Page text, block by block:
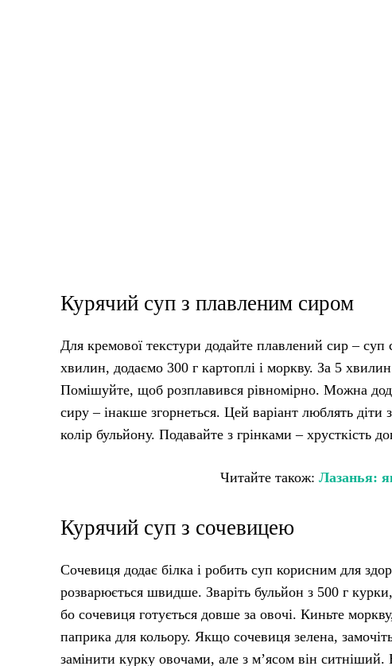
Курячий суп з плавленим сиром
Для кремової текстури додайте плавлений сир –
хвилин, додаємо 300 г картоплі і моркву. За 5
Помішуйте, щоб розплавився рівномірно. Можна
сиру – інакше згорнеться. Цей варіант люблять
колір бульйону. Подавайте з грінками – хрусткість
Читайте також: Лазанья:
Курячий суп з сочевицею
Сочевиця додає білка і робить суп корисним для
розварюється швидше. Зваріть бульйон з 500 г
бо сочевиця готується довше за овочі. Киньте
паприка для кольору. Якщо сочевиця зелена,
замінити курку овочами, але з м’ясом він ситніший.